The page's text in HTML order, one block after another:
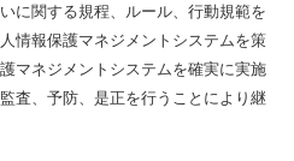
に関する規程、ルール、行動規範を
情報保護マネジメントシステムを策
マネジメントシステムを確実に実施
査、予防、是正を行うことにより継